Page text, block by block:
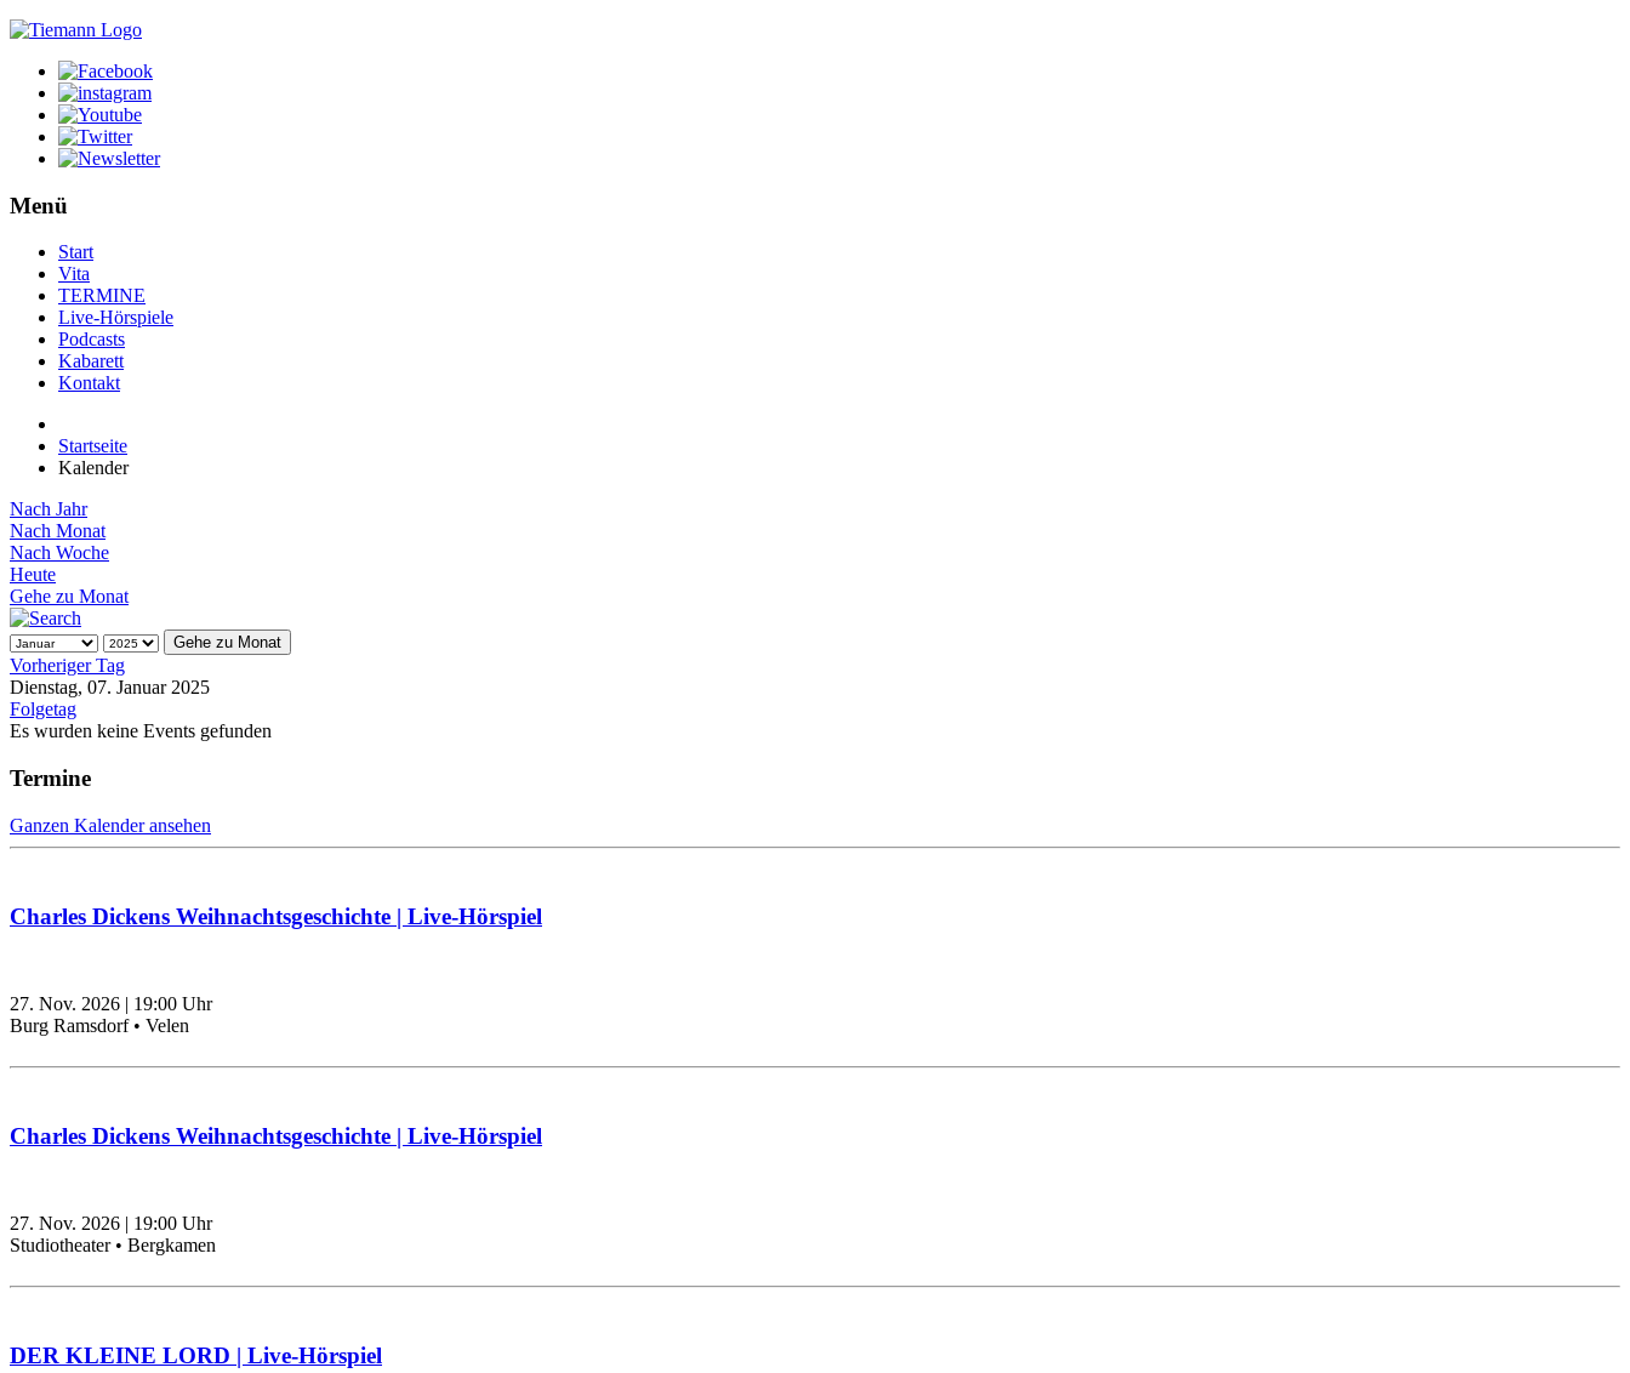
Menü
Start
Vita
TERMINE
Live-Hörspiele
Podcasts
Kabarett
Kontakt
Startseite
Kalender
Nach Jahr
Nach Monat
Nach Woche
Heute
Gehe zu Monat
Gehe zu Monat
Vorheriger Tag
Dienstag, 07. Januar 2025
Folgetag
Es wurden keine Events gefunden
Termine
Ganzen Kalender ansehen
Charles Dickens Weihnachtsgeschichte | Live-Hörspiel
27. Nov. 2026 | 19:00 Uhr
Burg Ramsdorf • Velen
Charles Dickens Weihnachtsgeschichte | Live-Hörspiel
27. Nov. 2026 | 19:00 Uhr
Studiotheater • Bergkamen
DER KLEINE LORD | Live-Hörspiel